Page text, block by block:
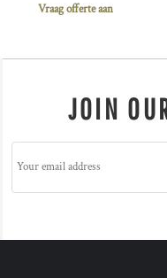
Vraag offerte aan
JOIN